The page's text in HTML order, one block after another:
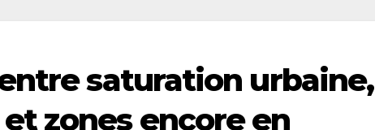
saturation urbaine,
zones encore en